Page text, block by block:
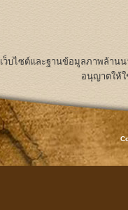
เว็บไซต์และฐานข้อมูลภาพล้าน
อนุญาตให้